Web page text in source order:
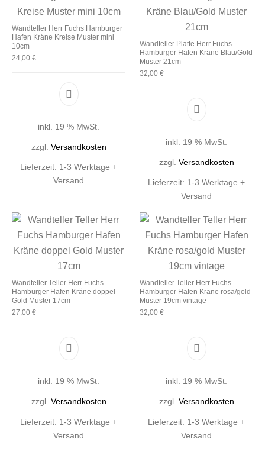
Wandteller Herr Fuchs Hamburger
Hafen Kräne Kreise Muster mini
10cm
24,00 €
inkl. 19 % MwSt.
zzgl. Versandkosten
Lieferzeit: 1-3 Werktage +
Versand
Wandteller Platte Herr Fuchs
Hamburger Hafen Kräne Blau/Gold
Muster 21cm
32,00 €
inkl. 19 % MwSt.
zzgl. Versandkosten
Lieferzeit: 1-3 Werktage +
Versand
Wandteller Teller Herr Fuchs
Hamburger Hafen Kräne doppel
Gold Muster 17cm
27,00 €
inkl. 19 % MwSt.
zzgl. Versandkosten
Lieferzeit: 1-3 Werktage +
Versand
Wandteller Teller Herr Fuchs
Hamburger Hafen Kräne rosa/gold
Muster 19cm vintage
32,00 €
inkl. 19 % MwSt.
zzgl. Versandkosten
Lieferzeit: 1-3 Werktage +
Versand